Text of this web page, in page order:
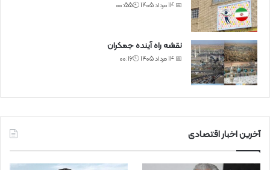
📅 14 مرداد 1405 🕙00:55
نقشه راه آینده جمکران
📅 14 مرداد 1405 🕙00:16
آخرین اخبار اقتصادی